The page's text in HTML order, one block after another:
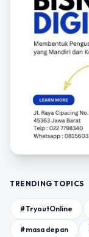
TRENDING TOPICS
#TryoutOnline
#masa depan